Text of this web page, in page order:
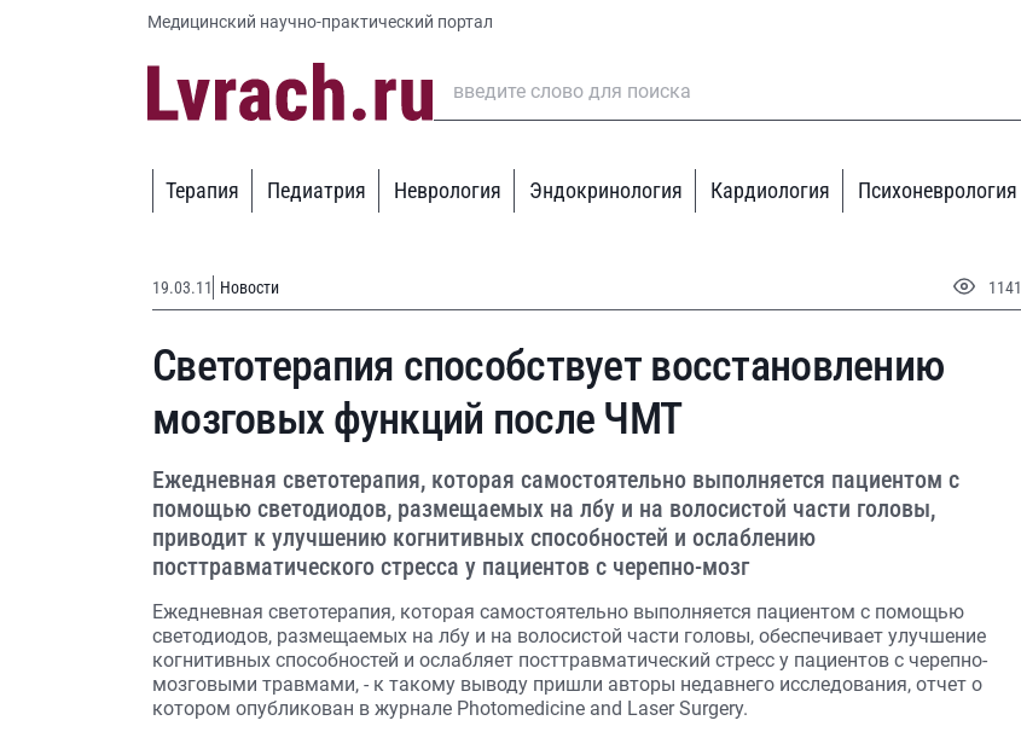
Медицинский научно-практический портал
Терапия Педиатрия Неврология Эндокринология Кардиология Психоневрология
19.03.11 Новости 1141
Светотерапия способствует восстановлению
мозговых функций после ЧМТ
Ежедневная светотерапия, которая самостоятельно выполняется пациентом с
помощью светодиодов, размещаемых на лбу и на волосистой части головы,
приводит к улучшению когнитивных способностей и ослаблению
посттравматического стресса у пациентов с черепно-мозг
Ежедневная светотерапия, которая самостоятельно выполняется пациентом с помощью
светодиодов, размещаемых на лбу и на волосистой части головы, обеспечивает улучшение
когнитивных способностей и ослабляет посттравматический стресс у пациентов с черепно-
мозговыми травмами, - к такому выводу пришли авторы недавнего исследования, отчет о
котором опубликован в журнале Photomedicine and Laser Surgery.